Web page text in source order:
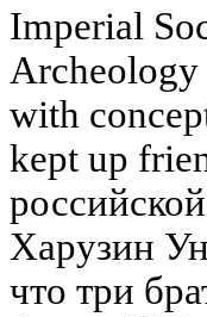
Imperial
Archeology
with
kept up
Харузин
что три